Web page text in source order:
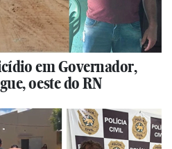
em Governador,
oeste do RN